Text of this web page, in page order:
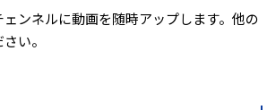
ンネルに動画を随時アップします。他の
い。